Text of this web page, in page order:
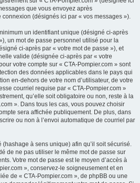
que vous envoyez après
connexion (désignés ici par « vos messages »).
un identifiant unique (désigné ci-après
un mot de passe personnel utilisé pour la
ci-après par « votre mot de passe »), et
valide (désignée ci-après par « votre
votre compte sur « CTA-Pompier.com » sont
des données applicables dans le pays qui
en-dehors de votre nom d’utilisateur, de votre
courriel requise par « CTA-Pompier.com »
qu’elle soit obligatoire ou non, reste à la
». Dans tous les cas, vous pouvez choisir
sera affichée publiquement. De plus, dans
ou non à l’envoi automatique de courriel par
(hashage à sens unique) afin qu’il soit sécurisé.
de ne pas utiliser le même mot de passe sur
Votre mot de passe est le moyen d’accès à
», conservez-le soigneusement et en
de « CTA-Pompier.com », de phpBB ou une